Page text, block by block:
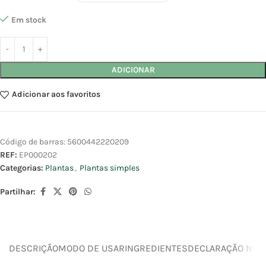
Em stock
ADICIONAR
Adicionar aos favoritos
Código de barras: 5600442220209
REF: EP000202
Categorias: Plantas, Plantas simples
Partilhar:
DESCRIÇÃOMODO DE USARINGREDIENTESDECLARAÇÃO